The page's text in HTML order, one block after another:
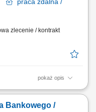
zlecenie / kontrakt
pokaż opis
i doradztwo w
zarządzania
Bankowego /